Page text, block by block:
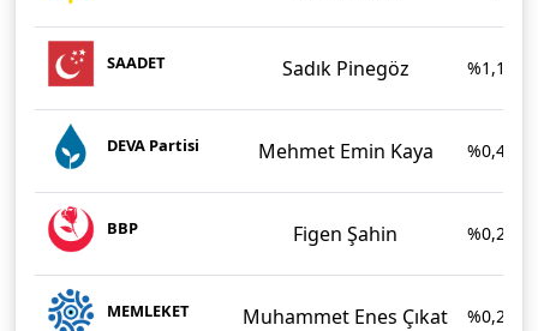
SAADET Sadık Pinegöz %1,14
DEVA Partisi Mehmet Emin Kaya %0,45
BBP Figen Şahin %0,26
MEMLEKET Muhammet Enes Çıkat %0,24